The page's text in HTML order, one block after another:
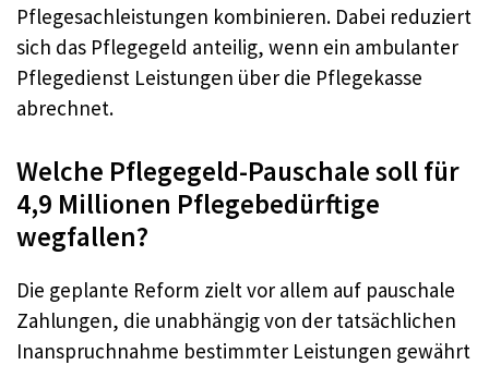
Pflegesachleistungen kombinieren. Dabei reduziert
sich das Pflegegeld anteilig, wenn ein ambulanter
Pflegedienst Leistungen über die Pflegekasse
abrechnet.
Welche Pflegegeld-Pauschale soll für
4,9 Millionen Pflegebedürftige
wegfallen?
Die geplante Reform zielt vor allem auf pauschale
Zahlungen, die unabhängig von der tatsächlichen
Inanspruchnahme bestimmter Leistungen gewährt